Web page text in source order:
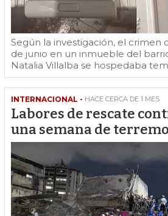
Según la investigación, el crimen
de junio en un inmueble del
Natalia Villalba se hospedaba
INTERNACIONAL - HACE CERCA DE 1 MES
Labores de rescate
una semana de